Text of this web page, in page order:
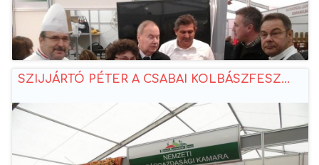
SZIJJÁRTÓ PÉTER A CSABAI KOLBÁSZFESZ...